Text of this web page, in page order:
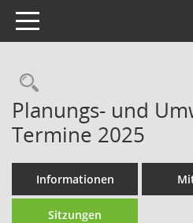
Toggle navigation
Rechercheauswahl
Planungs- und
Termine 2025
Informationen
Sitzungen